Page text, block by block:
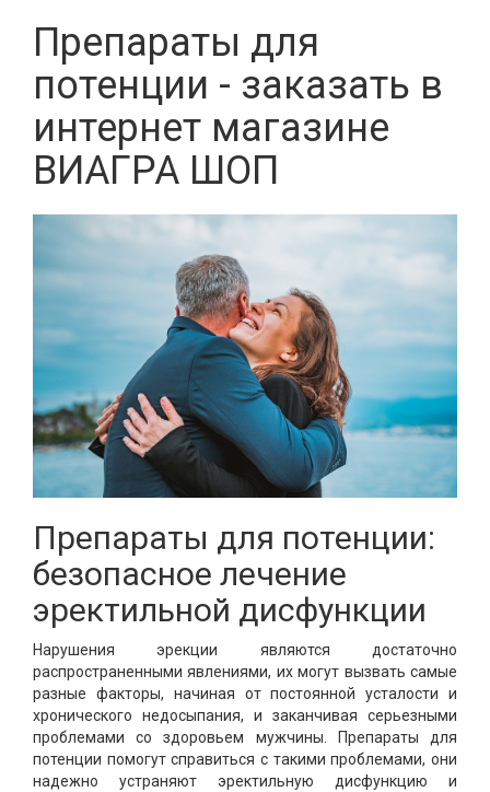
Препараты для
потенции - заказать в
интернет магазине
ВИАГРА ШОП
Препараты для потенции:
безопасное лечение
эректильной дисфункции
Нарушения эрекции являются достаточно
распространенными явлениями, их могут вызвать самые
разные факторы, начиная от постоянной усталости и
хронического недосыпания, и заканчивая серьезными
проблемами со здоровьем мужчины. Препараты для
потенции помогут справиться с такими проблемами, они
надежно устраняют эректильную дисфункцию и